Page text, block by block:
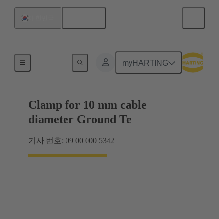
myHARTING
차폐형 프레임 그립 프레임
Clamp for 10 mm cable
diameter Ground Te
기사 번호: 09 00 000 5342